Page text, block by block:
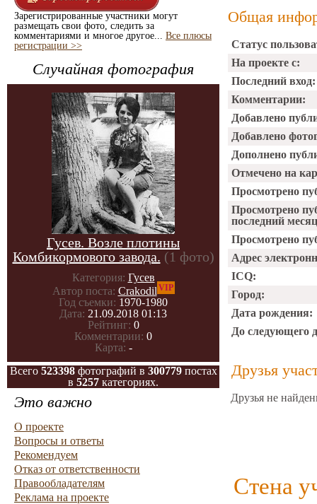
Зарегистрированные участники могут
размещать свои фото, следить за
комментариями и многое другое... Все плюсы
регистрации >>
Случайная фотография
Гусев. Возле плотины
Комбикормового завода. (1 фото)
Категория: Гусев
Автор поста: Crakodil VIP
Год съемки: 1970-1980
Дата: 21.09.2018 01:13
Рейтинг: 0
Комментарии: 0
Карта: -
Всего 523398фотографий в 300779постах
в 5257 категориях.
Это важно
О проекте
Вопросы и ответы
Рекомендуем
Отказ от ответственности
Правообладателям
Реклама на проекте
Общая
Статус
На проекте с:
Последний вход:
Комментарии:
Добавлено
Добавлено
Дополнено
Отмечено на
Просмотрено
Просмотрено
последний
Просмотрено
Адрес
ICQ:
Город:
Дата рождения:
До следующего
Друзья
Друзья не
Стена